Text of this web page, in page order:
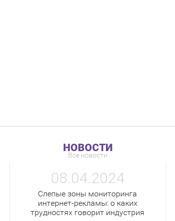
НОВОСТИ
Все новости
08.04.2024
Слепые зоны мониторинга
интернет-рекламы: о каких
трудностях говорит индустрия